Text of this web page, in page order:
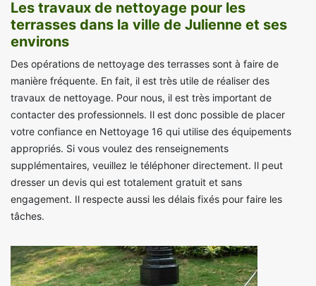
Les travaux de nettoyage pour les
terrasses dans la ville de Julienne et ses
environs
Des opérations de nettoyage des terrasses sont à faire de
manière fréquente. En fait, il est très utile de réaliser des
travaux de nettoyage. Pour nous, il est très important de
contacter des professionnels. Il est donc possible de placer
votre confiance en Nettoyage 16 qui utilise des équipements
appropriés. Si vous voulez des renseignements
supplémentaires, veuillez le téléphoner directement. Il peut
dresser un devis qui est totalement gratuit et sans
engagement. Il respecte aussi les délais fixés pour faire les
tâches.